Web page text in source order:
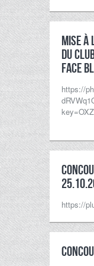
Mise
du
face
https://
https://